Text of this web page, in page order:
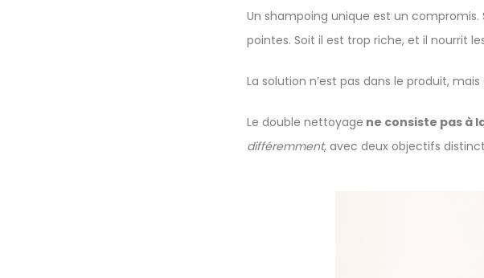
Un shampoing unique est un
pointes. Soit il est trop riche, et il nourrit
La solution n’est pas dans le produit,
Le double nettoyage ne consiste pas à
différemment, avec deux objectifs